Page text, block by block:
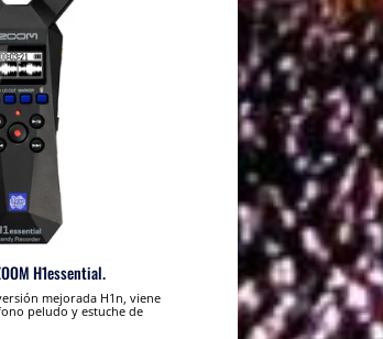
H1essential.
mejorada H1n, viene
peludo y estuche de